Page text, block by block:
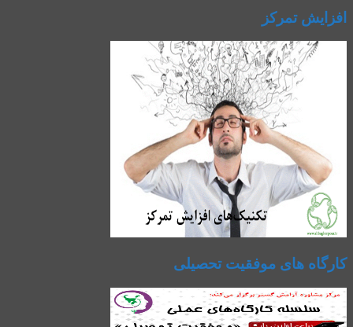
افزایش تمرکز
کارگاه های موفقیت تحصیلی